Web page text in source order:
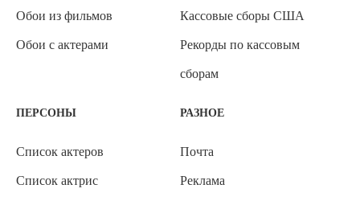
Обои из фильмов
Обои с актерами
Кассовые сборы США
Рекорды по кассовым
сборам
ПЕРСОНЫ
Список актеров
Список актрис
РАЗНОЕ
Почта
Реклама